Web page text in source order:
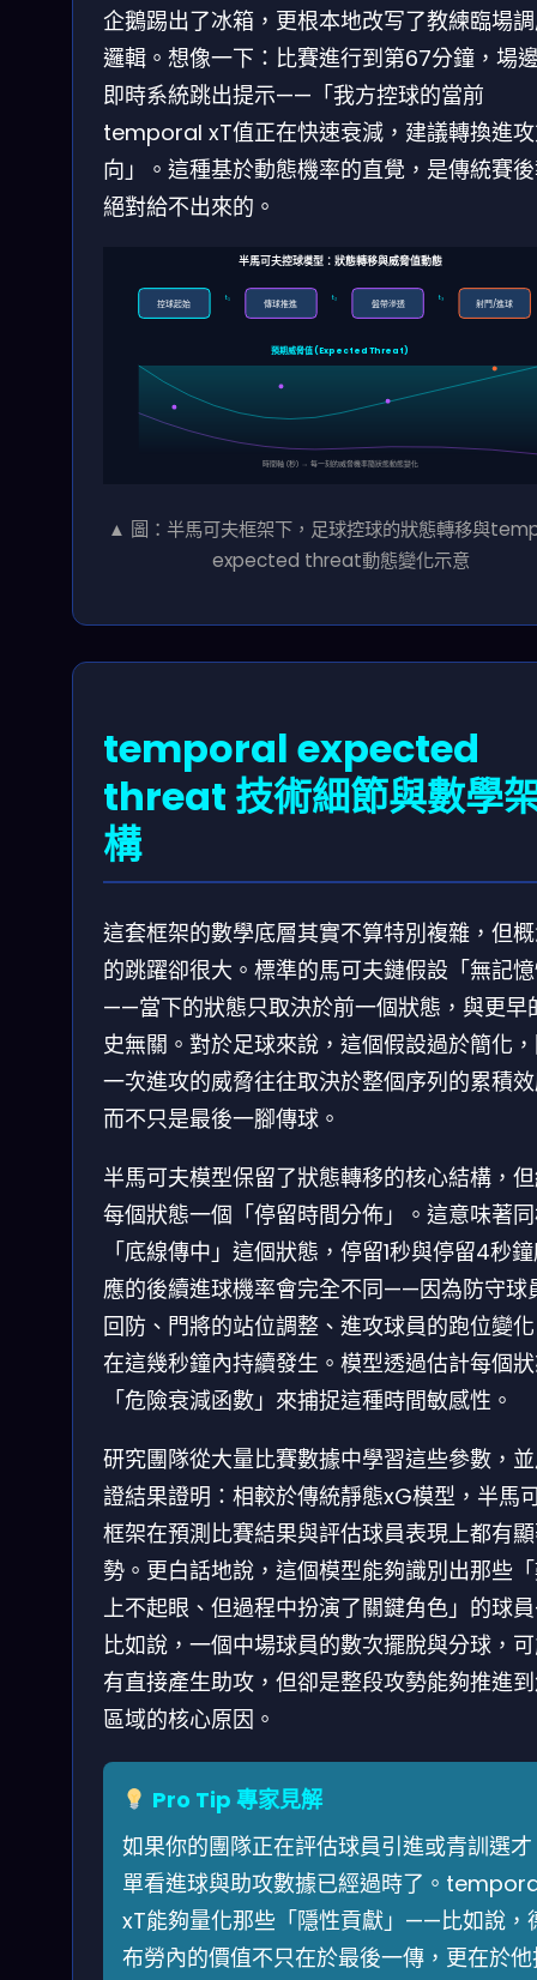
企鵝踢出了冰箱，更根本地改写了教練臨場
邏輯。想像一下：比賽進行到第67分鐘，場
即時系統跳出提示——「我方控球的當前
temporal xT值正在快速衰減，建議轉換進
向」。這種基於動態機率的直覺，是傳統賽
絕對給不出來的。
半馬可夫控球模型：狀態轉移與威脅值動態
控球起始 傳球推進 盤帶滲透 射門/進球
t₁ t₂ t₃
預期威脅值 (Expected Threat)
時間軸 (秒) → 每一刻的威脅機率隨狀態動態變化
▲ 圖：半馬可夫框架下，足球控球的狀態轉移與
expected threat動態變化示意
temporal expected
threat 技術細節與數學
構
這套框架的數學底層其實不算特別複雜，但
的跳躍卻很大。標準的馬可夫鏈假設「無記
——當下的狀態只取決於前一個狀態，與更早
史無關。對於足球來說，這個假設過於簡化
一次進攻的威脅往往取決於整個序列的累積
而不只是最後一腳傳球。
半馬可夫模型保留了狀態轉移的核心結構，
每個狀態一個「停留時間分佈」。這意味著
「底線傳中」這個狀態，停留1秒與停留4秒
應的後續進球機率會完全不同——因為防守球
回防、門將的站位調整、進攻球員的跑位變
在這幾秒鐘內持續發生。模型透過估計每個
「危險衰減函數」來捕捉這種時間敏感性。
研究團隊從大量比賽數據中學習這些參數，
證結果證明：相較於傳統靜態xG模型，半馬
框架在預測比賽結果與評估球員表現上都有
勢。更白話地說，這個模型能夠識別出那些
上不起眼、但過程中扮演了關鍵角色」的球
比如說，一個中場球員的數次擺脫與分球，
有直接產生助攻，但卻是整段攻勢能夠推進
區域的核心原因。
Pro Tip 專家見解
如果你的團隊正在評估球員引進或青訓選
單看進球與助攻數據已經過時了。
xT能夠量化那些「隱性貢獻」——比如說，
布勞內的價值不只在於最後一傳，更在於